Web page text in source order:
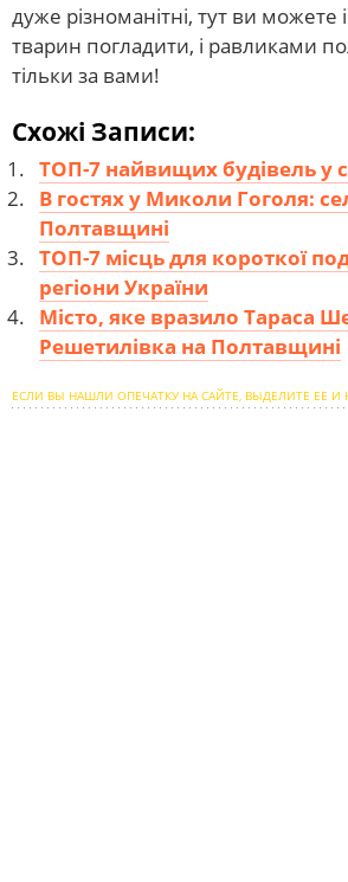
дуже різноманітні, тут ви можете
тварин погладити, і равликами
тільки за вами!
Схожі Записи:
ТОП-7 найвищих будівель у
В гостях у Миколи Гоголя:
Полтавщині
ТОП-7 місць для короткої
регіони України
Місто, яке вразило Тараса
Решетилівка на Полтавщині
ЕСЛИ ВЫ НАШЛИ ОПЕЧАТКУ НА САЙТЕ, ВЫДЕЛИТЕ ЕЕ И